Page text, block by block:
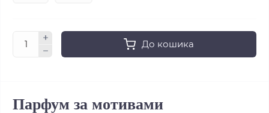
До кошика
Парфум за мотивами